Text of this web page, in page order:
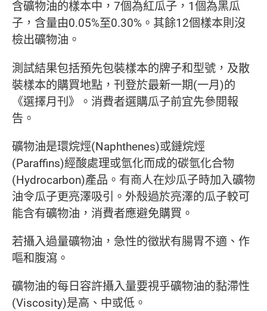
含礦物油的樣本中，7個為紅瓜子，1個為黑瓜
子，含量由0.05%至0.30%。其餘12個樣本則沒
檢出礦物油。
測試結果包括預先包裝樣本的牌子和型號，及散
裝樣本的購買地點，刊登於最新一期(一月)的
《選擇月刊》。消費者選購瓜子前宜先參閱報
告。
礦物油是環烷烴(Naphthenes)或鏈烷烴
(Paraffins)經酸處理或氫化而成的碳氫化合物
(Hydrocarbon)產品。有商人在炒瓜子時加入礦物
油令瓜子更亮澤吸引。外殼過於亮澤的瓜子較可
能含有礦物油，消費者應避免購買。
若攝入過量礦物油，急性的徵狀有腸胃不適、作
嘔和腹瀉。
礦物油的每日容許攝入量要視乎礦物油的黏滯性
(Viscosity)是高、中或低。